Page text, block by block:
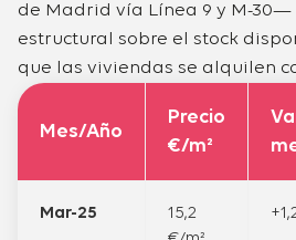
Mes/Año
Precio
€/m²
Mar-25
15,2
de Madrid vía Línea 9 y M-
estructural sobre el stock
que las viviendas se alquilen